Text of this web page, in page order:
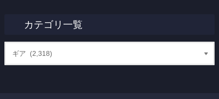
カテゴリ一覧